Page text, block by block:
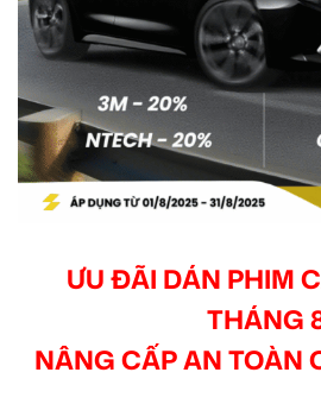
ƯU ĐÃI DÁN PHIM
THÁNG
NÂNG CẤP AN TOÀN